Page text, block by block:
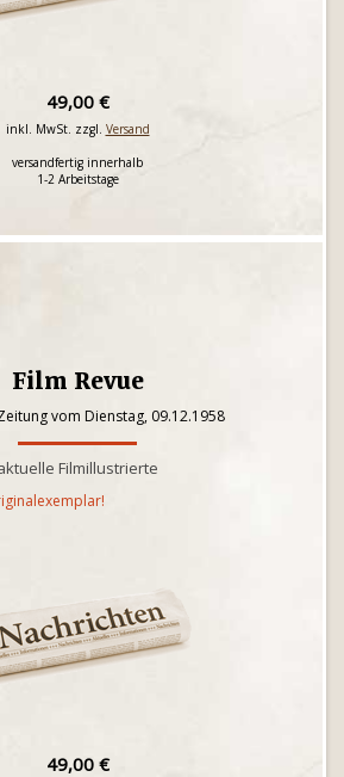
49,00 €
inkl. MwSt. zzgl. Versand
versandfertig innerhalb
1-2 Arbeitstage
Film Revue
vom Dienstag, 09.12.1958
Filmillustrierte
49,00 €